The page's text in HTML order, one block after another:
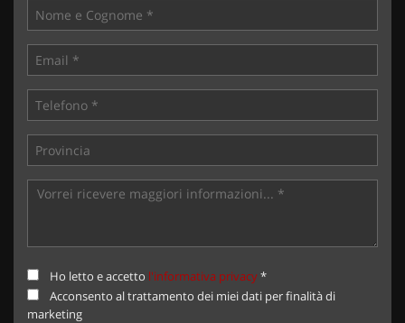
Ho letto e accetto l'informativa privacy*
Acconsento al trattamento dei miei dati per finalità di
marketing